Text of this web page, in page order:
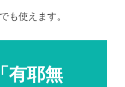
も使えます。
有耶無